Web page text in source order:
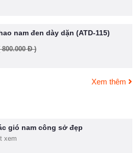
nam đen dày dặn (ATD-115)
800.000 Đ )
Xem thêm
gió nam công sở đẹp
xem